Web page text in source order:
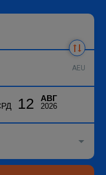
AEU
12 АВГ
2026